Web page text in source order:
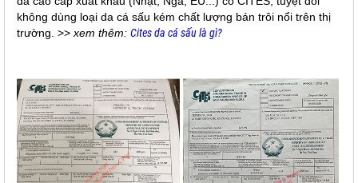
không dùng loại da cá sấu kém chất lượng bán trôi nổi trên thị
trường. >>xem thêm: Cites da cá sấu là gì?